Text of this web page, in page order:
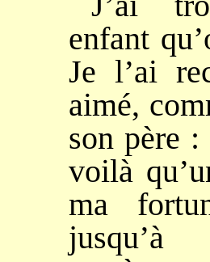
enfant
Je l’ai
aimé,
son père
voilà
ma
jusqu’à